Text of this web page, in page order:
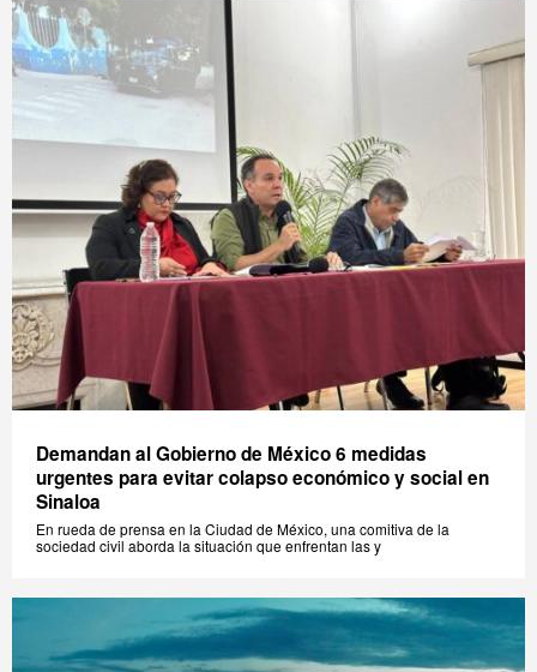
Demandan al Gobierno de México 6 medidas
urgentes para evitar colapso económico y social en
Sinaloa
En rueda de prensa en la Ciudad de México, una comitiva de la
sociedad civil aborda la situación que enfrentan las y